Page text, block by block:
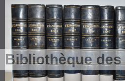
Bibliothèque